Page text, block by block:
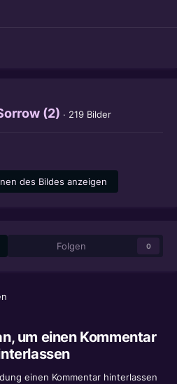
(2) · 219 Bilder
des Bildes anzeigen
Folgen 0
um einen Kommentar
einen Kommentar hinterlassen